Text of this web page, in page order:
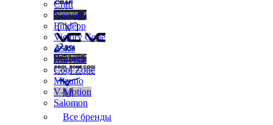
Craft
Noname
Enklepp
Victory Code
Asics
Brubeck
Cool Zone
Mizuno
V-Motion
Salomon
Все бренды